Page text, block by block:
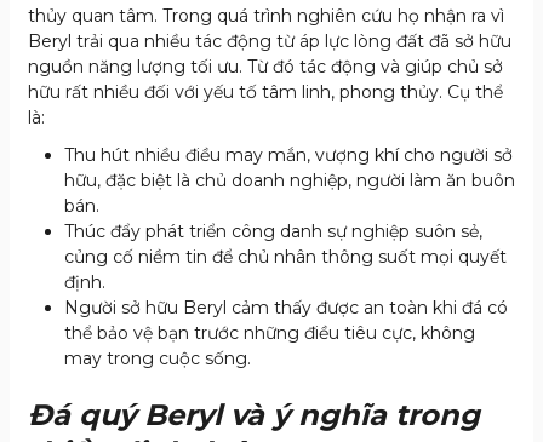
thủy quan tâm. Trong quá trình nghiên cứu họ nhận ra vì
Beryl trải qua nhiều tác động từ áp lực lòng đất đã sở hữu
nguồn năng lượng tối ưu. Từ đó tác động và giúp chủ sở
hữu rất nhiều đối với yếu tố tâm linh, phong thủy. Cụ thể
là:
Thu hút nhiều điều may mắn, vượng khí cho người sở
hữu, đặc biệt là chủ doanh nghiệp, người làm ăn buôn
bán.
Thúc đẩy phát triển công danh sự nghiệp suôn sẻ,
củng cố niềm tin để chủ nhân thông suốt mọi quyết
định.
Người sở hữu Beryl cảm thấy được an toàn khi đá có
thể bảo vệ bạn trước những điều tiêu cực, không
may trong cuộc sống.
Đá quý Beryl và ý nghĩa trong